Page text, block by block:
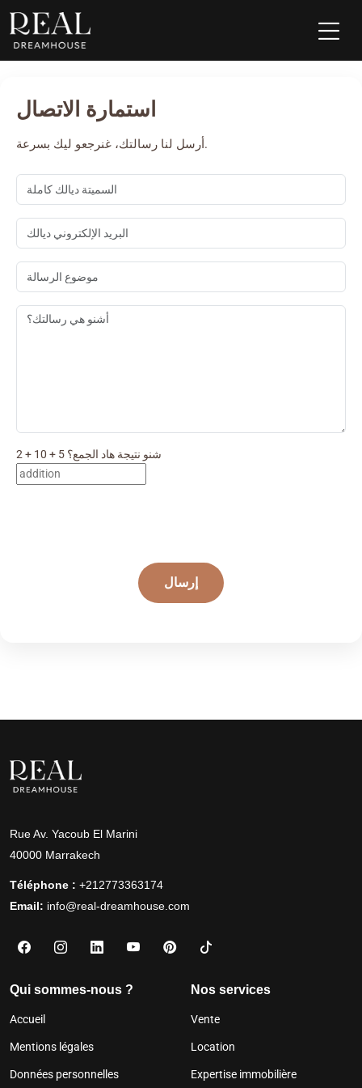
استمارة الاتصال
أرسل لنا رسالتك، غنرجعو ليك بسرعة.
شنو نتيجة هاد الجمع؟ 5 + 10 + 2
Rue Av. Yacoub El Marini
40000 Marrakech
Téléphone : +212773363174
Email: info@real-dreamhouse.com
Qui sommes-nous ?
Accueil
Mentions légales
Données personnelles
Nos services
Vente
Location
Expertise immobilière